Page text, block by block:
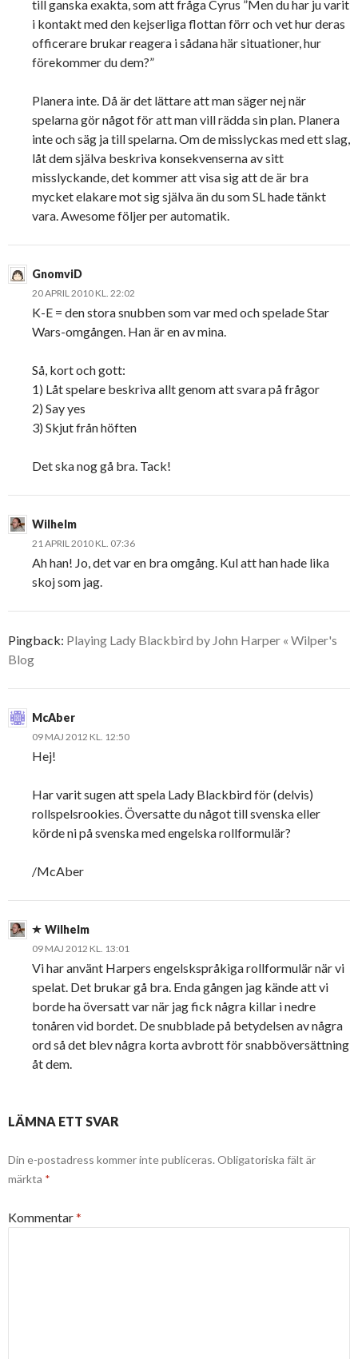
till ganska exakta, som att fråga Cyrus ”Men du har ju varit
i kontakt med den kejserliga flottan förr och vet hur deras
officerare brukar reagera i sådana här situationer, hur
förekommer du dem?”
Planera inte. Då är det lättare att man säger nej när
spelarna gör något för att man vill rädda sin plan. Planera
inte och säg ja till spelarna. Om de misslyckas med ett slag,
låt dem själva beskriva konsekvenserna av sitt
misslyckande, det kommer att visa sig att de är bra
mycket elakare mot sig själva än du som SL hade tänkt
vara. Awesome följer per automatik.
GnomviD
20 APRIL 2010 KL. 22:02
K-E = den stora snubben som var med och spelade Star
Wars-omgången. Han är en av mina.
Så, kort och gott:
1) Låt spelare beskriva allt genom att svara på frågor
2) Say yes
3) Skjut från höften
Det ska nog gå bra. Tack!
Wilhelm
21 APRIL 2010 KL. 07:36
Ah han! Jo, det var en bra omgång. Kul att han hade lika
skoj som jag.
Pingback: Playing Lady Blackbird by John Harper « Wilper's
Blog
McAber
09 MAJ 2012 KL. 12:50
Hej!
Har varit sugen att spela Lady Blackbird för (delvis)
rollspelsrookies. Översatte du något till svenska eller
körde ni på svenska med engelska rollformulär?
/McAber
Wilhelm
09 MAJ 2012 KL. 13:01
Vi har använt Harpers engelskspråkiga rollformulär när vi
spelat. Det brukar gå bra. Enda gången jag kände att vi
borde ha översatt var när jag fick några killar i nedre
tonåren vid bordet. De snubblade på betydelsen av några
ord så det blev några korta avbrott för snabböversättning
åt dem.
LÄMNA ETT SVAR
Din e-postadress kommer inte publiceras. Obligatoriska fält är
märkta *
Kommentar*